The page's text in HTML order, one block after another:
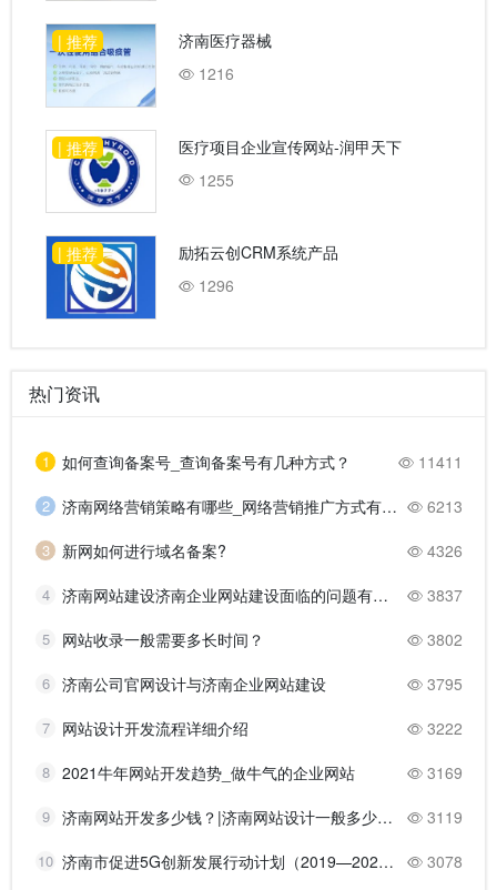
| 推荐
济南医疗器械
1216
| 推荐
医疗项目企业宣传网站-润甲天下
1255
| 推荐
励拓云创CRM系统产品
1296
热门资讯
1 11411
如何查询备案号_查询备案号有几种方式？
2 6213
济南网络营销策略有哪些_网络营销推广方式有哪些？
3 4326
新网如何进行域名备案?
4 3837
济南网站建设济南企业网站建设面临的问题有哪些？
5 3802
网站收录一般需要多长时间？
6 3795
济南公司官网设计与济南企业网站建设
7 3222
网站设计开发流程详细介绍
8 3169
2021牛年网站开发趋势_做牛气的企业网站
9 3119
济南网站开发多少钱？|济南网站设计一般多少钱？
10 3078
济南市促进5G创新发展行动计划（2019—2021年）的主要任务